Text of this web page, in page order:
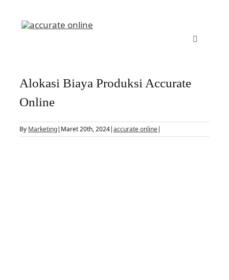
Toggle
Fitur
Harga
Alokasi Biaya Produksi Accurate
Online
By Marketing| Maret 20th, 2024|accurate online|